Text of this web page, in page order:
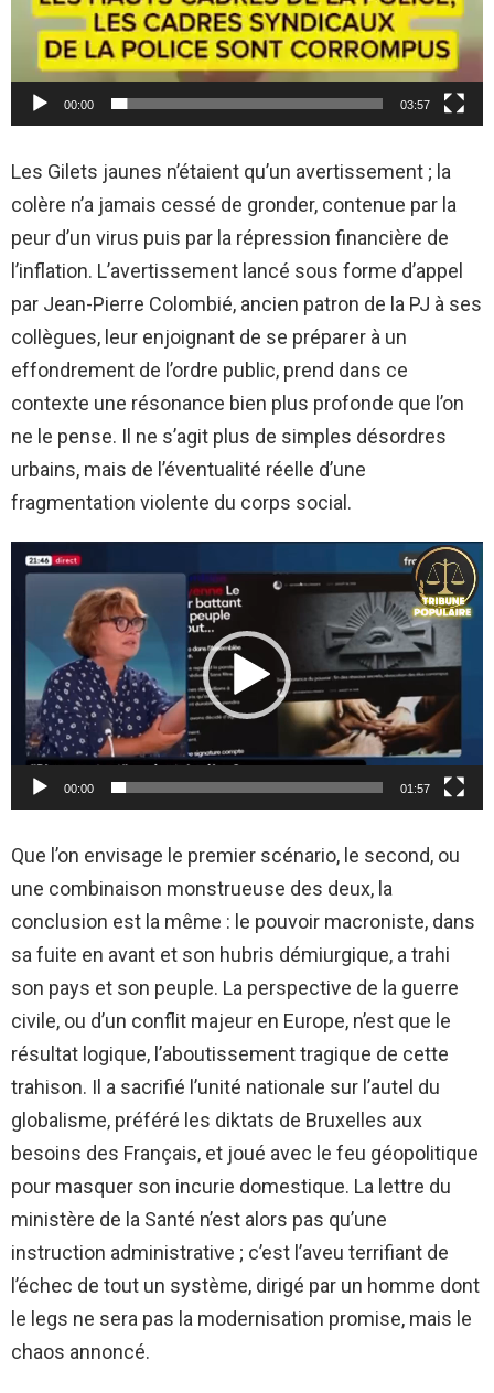
00:00 03:57
Les Gilets jaunes n’étaient qu’un avertissement ; la
colère n’a jamais cessé de gronder, contenue par la
peur d’un virus puis par la répression financière de
l’inflation. L’avertissement lancé sous forme d’appel
par Jean-Pierre Colombié, ancien patron de la PJ à ses
collègues, leur enjoignant de se préparer à un
effondrement de l’ordre public, prend dans ce
contexte une résonance bien plus profonde que l’on
ne le pense. Il ne s’agit plus de simples désordres
urbains, mais de l’éventualité réelle d’une
fragmentation violente du corps social.
d
é
o
00:00 01:57
Que l’on envisage le premier scénario, le second, ou
une combinaison monstrueuse des deux, la
conclusion est la même : le pouvoir macroniste, dans
sa fuite en avant et son hubris démiurgique, a trahi
son pays et son peuple. La perspective de la guerre
civile, ou d’un conflit majeur en Europe, n’est que le
résultat logique, l’aboutissement tragique de cette
trahison. Il a sacrifié l’unité nationale sur l’autel du
globalisme, préféré les diktats de Bruxelles aux
besoins des Français, et joué avec le feu géopolitique
pour masquer son incurie domestique. La lettre du
ministère de la Santé n’est alors pas qu’une
instruction administrative ; c’est l’aveu terrifiant de
l’échec de tout un système, dirigé par un homme dont
le legs ne sera pas la modernisation promise, mais le
chaos annoncé.